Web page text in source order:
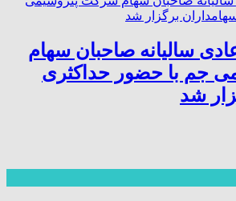
سالیانه صاحبان سهام
جم با حضور حداکثری
شد